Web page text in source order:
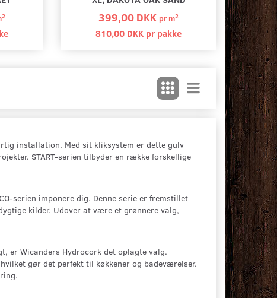
Se produktet
810,00 DKK pr
Se produktet
2 399,00 DKK prm2
810,00 DKK pr pakke
installation. Med sit kliksystem er dette gulv
START-serien tilbyder en række forskellige
serien imponere dig. Denne serie er fremstillet
kilder. Udover at være et grønnere valg,
er Wicanders Hydrocork det oplagte valg.
gør det perfekt til køkkener og badeværelser.